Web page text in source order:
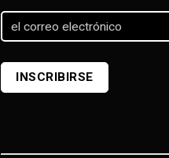
correo
INSCRIBIRSE